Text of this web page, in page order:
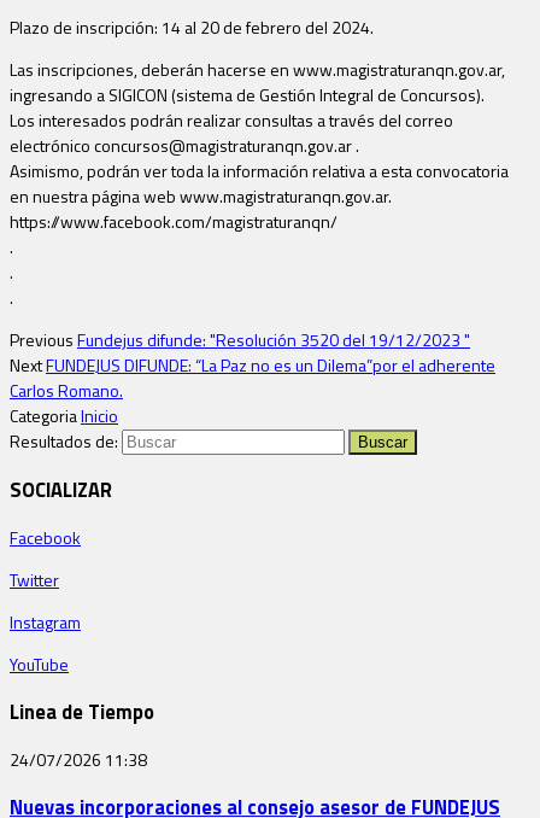
Plazo de inscripción: 14 al 20 de febrero del 2024.
Las inscripciones, deberán hacerse en www.magistraturanqn.gov.ar,
ingresando a SIGICON (sistema de Gestión Integral de Concursos).
Los interesados podrán realizar consultas a través del correo
electrónicoconcursos@magistraturanqn.gov.ar.
Asimismo, podrán ver toda la información relativa a esta convocatoria
en nuestra página web www.magistraturanqn.gov.ar.
https://www.facebook.com/magistraturanqn/
.
.
.
PreviousFundejus difunde: "Resolución 3520 del 19/12/2023 "
NextFUNDEJUS DIFUNDE: “La Paz no es un Dilema”por el adherente
Carlos Romano.
CategoriaInicio
Resultados de:
SOCIALIZAR
Facebook
Twitter
Instagram
YouTube
Linea de Tiempo
24/07/2026 11:38
Nuevas incorporaciones al consejo asesor de FUNDEJUS